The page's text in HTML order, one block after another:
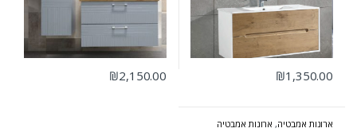
₪1,350.00
₪2,150.00
ארונות אמבטיה, ארונות אמבטיה